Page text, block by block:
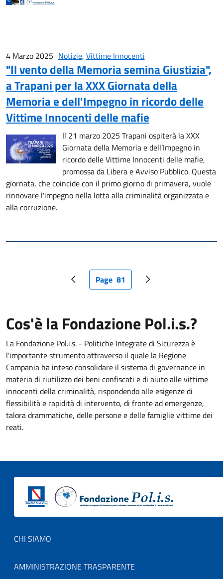
4 Marzo 2025 Notizie, Vittime Innocenti
"Il vento della Memoria semina Giustizia",
a Trapani per la XXX Giornata della
Memoria e dell'Impegno in ricordo delle
Vittime Innocenti delle mafie
Il 21 marzo 2025 Trapani ospiterà la XXX
Giornata della Memoria e dell’Impegno in
ricordo delle Vittime Innocenti delle mafie,
promossa da Libera e Avviso Pubblico. Questa
giornata, che coincide con il primo giorno di primavera, vuole
rinnovare l'impegno nella lotta alla criminalità organizzata e
alla corruzione.
Pagina precedentePagina attuale
Page 81 Pagina successiva
Cos'è la Fondazione Pol.i.s.?
La Fondazione Pol.i.s. - Politiche Integrate di Sicurezza è
l'importante strumento attraverso il quale la Regione
Campania ha inteso consolidare il sistema di governance in
materia di riutilizzo dei beni confiscati e di aiuto alle vittime
innocenti della criminalità, rispondendo alle esigenze di
flessibilità e rapidità di intervento, di fronte ad emergenze,
talora drammatiche, delle persone e delle famiglie vittime dei
reati.
Footer menu
CHI SIAMO
AMMINISTRAZIONE TRASPARENTE